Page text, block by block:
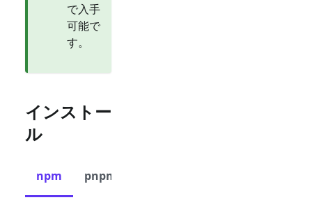
で入手
可能で
す。
インストー
ル
npm pnpm